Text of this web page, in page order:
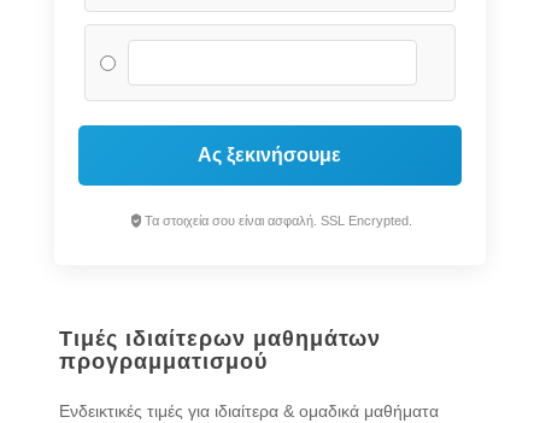
Ας ξεκινήσουμε
Τα στοιχεία σου είναι ασφαλή. SSL Encrypted.
Τιμές ιδιαίτερων μαθημάτων
προγραμματισμού
Ενδεικτικές τιμές για ιδιαίτερα & ομαδικά μαθήματα